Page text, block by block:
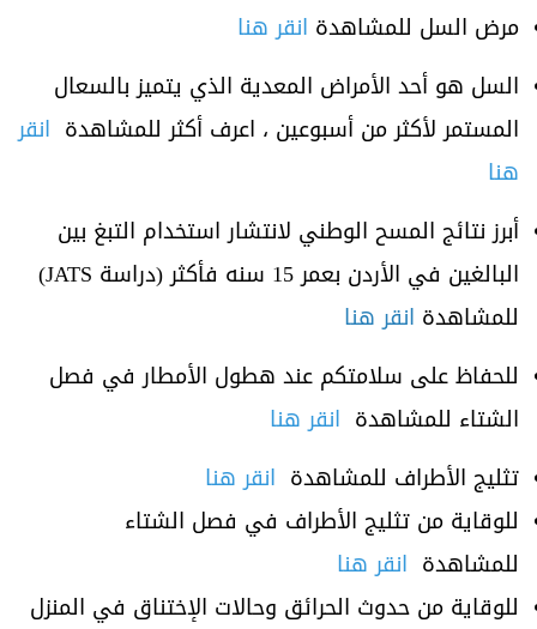
مرض السل للمشاهدة انقر هنا
السل هو أحد الأمراض المعدية الذي يتميز بالسعال
المستمر لأكثر من أسبوعين ، اعرف أكثر للمشاهدة انقر
هنا
أبرز نتائج المسح الوطني لانتشار استخدام التبغ بين
البالغين في الأردن بعمر 15 سنه فأكثر (دراسة JATS)
للمشاهدة انقر هنا
للحفاظ على سلامتكم عند هطول الأمطار في فصل
الشتاء للمشاهدة انقر هنا
تثليج الأطراف للمشاهدة انقر هنا
للوقاية من تثليج الأطراف في فصل الشتاء
للمشاهدة انقر هنا
للوقاية من حدوث الحرائق وحالات الإختناق في المنزل